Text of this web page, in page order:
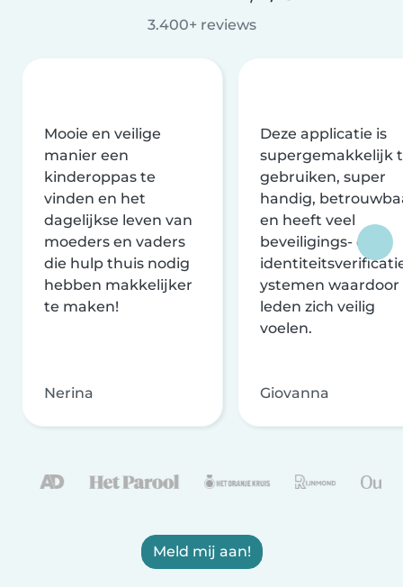
3.400+ reviews
Mooie en veilige
manier een
kinderoppas te
vinden en het
dagelijkse leven van
moeders en vaders
die hulp thuis nodig
hebben makkelijker
te maken!
Nerina
Deze applicatie is
supergemakkelijk
gebruiken, super
handig,
en heeft veel
beveiligings- en
ystemen waardoor
leden zich veilig
voelen.
Giovanna
Meld mij aan!